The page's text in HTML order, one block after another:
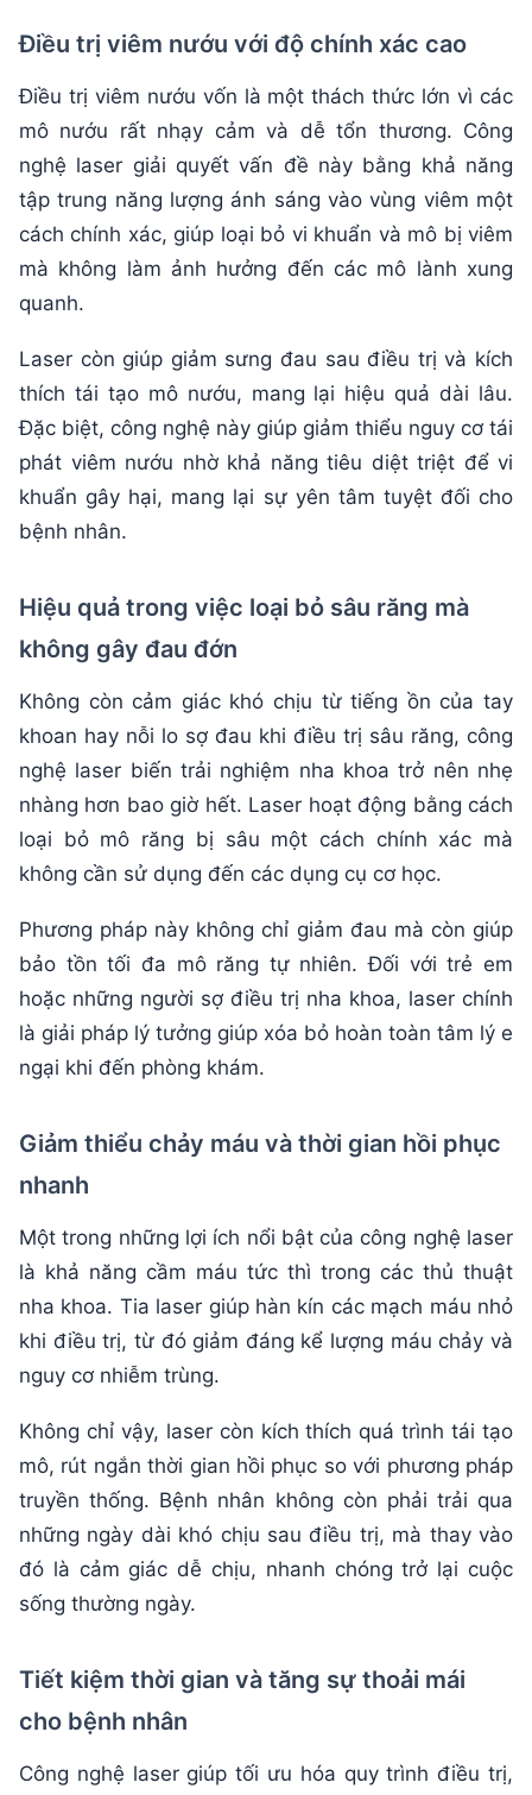
Điều trị viêm nướu với độ chính xác cao
Điều trị viêm nướu vốn là một thách thức lớn vì các
mô nướu rất nhạy cảm và dễ tổn thương. Công
nghệ laser giải quyết vấn đề này bằng khả năng
tập trung năng lượng ánh sáng vào vùng viêm một
cách chính xác, giúp loại bỏ vi khuẩn và mô bị viêm
mà không làm ảnh hưởng đến các mô lành xung
quanh.
Laser còn giúp giảm sưng đau sau điều trị và kích
thích tái tạo mô nướu, mang lại hiệu quả dài lâu.
Đặc biệt, công nghệ này giúp giảm thiểu nguy cơ tái
phát viêm nướu nhờ khả năng tiêu diệt triệt để vi
khuẩn gây hại, mang lại sự yên tâm tuyệt đối cho
bệnh nhân.
Hiệu quả trong việc loại bỏ sâu răng mà
không gây đau đớn
Không còn cảm giác khó chịu từ tiếng ồn của tay
khoan hay nỗi lo sợ đau khi điều trị sâu răng, công
nghệ laser biến trải nghiệm nha khoa trở nên nhẹ
nhàng hơn bao giờ hết. Laser hoạt động bằng cách
loại bỏ mô răng bị sâu một cách chính xác mà
không cần sử dụng đến các dụng cụ cơ học.
Phương pháp này không chỉ giảm đau mà còn giúp
bảo tồn tối đa mô răng tự nhiên. Đối với trẻ em
hoặc những người sợ điều trị nha khoa, laser chính
là giải pháp lý tưởng giúp xóa bỏ hoàn toàn tâm lý e
ngại khi đến phòng khám.
Giảm thiểu chảy máu và thời gian hồi phục
nhanh
Một trong những lợi ích nổi bật của công nghệ laser
là khả năng cầm máu tức thì trong các thủ thuật
nha khoa. Tia laser giúp hàn kín các mạch máu nhỏ
khi điều trị, từ đó giảm đáng kể lượng máu chảy và
nguy cơ nhiễm trùng.
Không chỉ vậy, laser còn kích thích quá trình tái tạo
mô, rút ngắn thời gian hồi phục so với phương pháp
truyền thống. Bệnh nhân không còn phải trải qua
những ngày dài khó chịu sau điều trị, mà thay vào
đó là cảm giác dễ chịu, nhanh chóng trở lại cuộc
sống thường ngày.
Tiết kiệm thời gian và tăng sự thoải mái
cho bệnh nhân
Công nghệ laser giúp tối ưu hóa quy trình điều trị,